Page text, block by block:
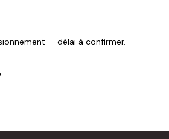
— délai à confirmer.